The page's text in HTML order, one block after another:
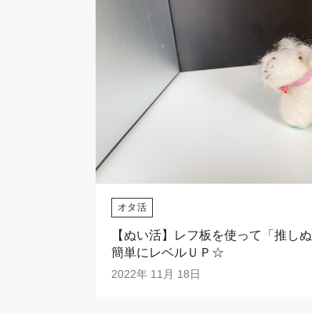
オタ活
【ぬい活】レフ板を使って「推し
簡単にレベルＵＰ☆
2022年 11月 18日